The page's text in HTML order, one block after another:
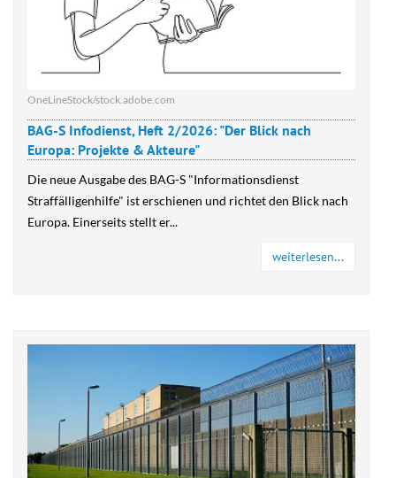
OneLineStock/stock.adobe.com
BAG-S Infodienst, Heft 2/2026: "Der Blick nach
Europa: Projekte & Akteure"
Die neue Ausgabe des BAG-S "Informationsdienst
Straffälligenhilfe" ist erschienen und richtet den Blick nach
Europa. Einerseits stellt er...
weiterlesen...